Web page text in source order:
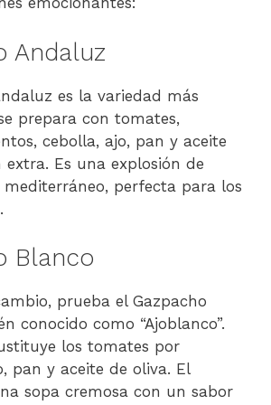
Andaluz
es la variedad más
prepara con tomates,
cebolla, ajo, pan y aceite
extra. Es una explosión de
perfecta para los
Blanco
prueba el Gazpacho
conocido como “Ajoblanco”.
los tomates por
pan y aceite de oliva. El
sopa cremosa con un sabor